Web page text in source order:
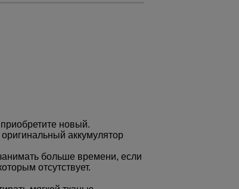
новый.
аккумулятор
больше времени, если
отсутствует.